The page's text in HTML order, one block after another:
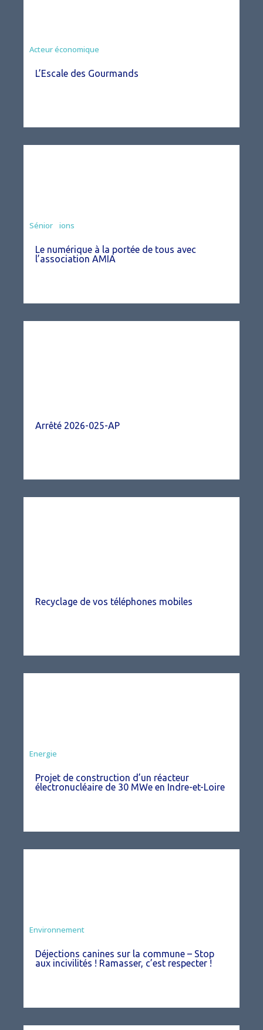
Acteur économique
L’Escale des Gourmands
Associations
Sénior
Le numérique à la portée de tous avec
l’association AMIA
Arrêté 2026-025-AP
Recyclage de vos téléphones mobiles
Energie
Projet de construction d’un réacteur
électronucléaire de 30 MWe en Indre-et-Loire
Environnement
Déjections canines sur la commune – Stop
aux incivilités ! Ramasser, c’est respecter !